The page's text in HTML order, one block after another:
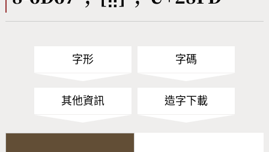
字形 字碼
其他資訊 造字下載